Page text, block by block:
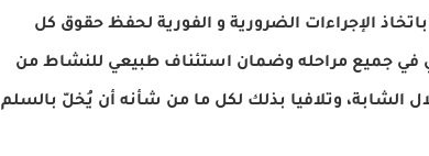
الإجراءات الضرورية و الفورية لحفظ حقوق كل
في جميع مراحله وضمان استئناف طبيعي للنشاط من
الشابة، وتلافيا بذلك لكل ما من شأنه أن يُخلّ بالسلم